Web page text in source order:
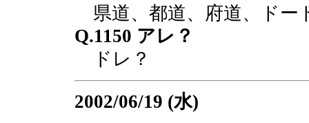
県道、都道、府道、ドー
Q.1150 アレ？
ドレ？
2002/06/19 (水)